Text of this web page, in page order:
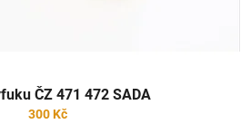
ČZ 471 472 SADA
300 Kč